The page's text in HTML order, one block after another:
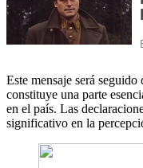
Este mensaje será
constituye una parte
en el país. Las
significativo en la